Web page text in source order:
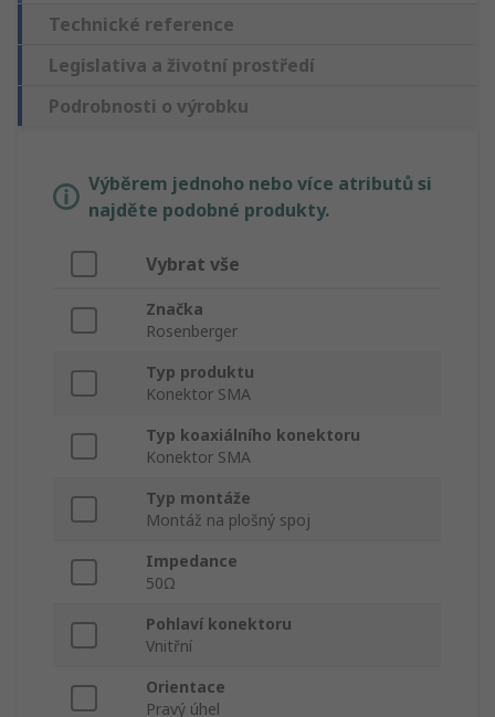
Technické reference
Legislativa a životní prostředí
Podrobnosti o výrobku
Výběrem jednoho nebo více atributů si
najděte podobné produkty.
Vybrat vše
Značka
Rosenberger
Typ produktu
Konektor SMA
Typ koaxiálního konektoru
Konektor SMA
Typ montáže
Montáž na plošný spoj
Impedance
50Ω
Pohlaví konektoru
Vnitřní
Orientace
Pravý úhel